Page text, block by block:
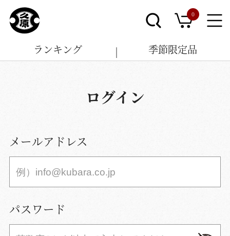
0
ランキング 季節限定品
ログイン
メールアドレス
パスワード